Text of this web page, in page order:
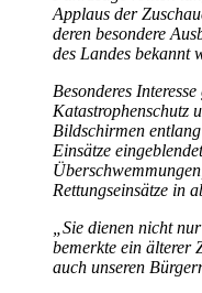
Applaus der
deren besondere
des Landes bekannt
Besonderes
Katastrophenschutz
Bildschirmen
Einsätze
Rettungseinsätze in
„Sie dienen nicht
bemerkte ein älterer
auch unseren